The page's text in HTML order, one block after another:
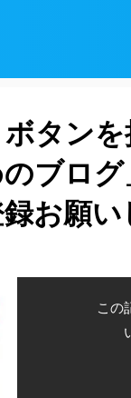
タンを
ブロ
お願い
この